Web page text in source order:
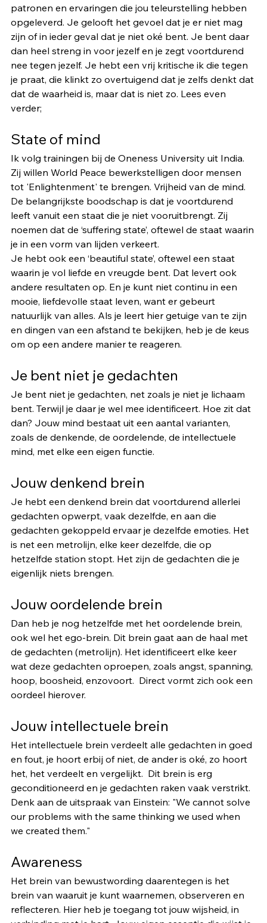
patronen en ervaringen die jou teleurstelling hebben
opgeleverd. Je gelooft het gevoel dat je er niet mag
zijn of in ieder geval dat je niet oké bent. Je bent daar
dan heel streng in voor jezelf en je zegt voortdurend
nee tegen jezelf. Je hebt een vrij kritische ik die tegen
je praat, die klinkt zo overtuigend dat je zelfs denkt dat
dat de waarheid is, maar dat is niet zo. Lees even
verder;
State of mind
Ik volg trainingen bij de Oneness University uit India.
Zij willen World Peace bewerkstelligen door mensen
tot 'Enlightenment' te brengen. Vrijheid van de mind.
De belangrijkste boodschap is dat je voortdurend
leeft vanuit een staat die je niet vooruitbrengt. Zij
noemen dat de ‘suffering state’, oftewel de staat waarin
je in een vorm van lijden verkeert.
Je hebt ook een ‘beautiful state’, oftewel een staat
waarin je vol liefde en vreugde bent. Dat levert ook
andere resultaten op. En je kunt niet continu in een
mooie, liefdevolle staat leven, want er gebeurt
natuurlijk van alles. Als je leert hier getuige van te zijn
en dingen van een afstand te bekijken, heb je de keus
om op een andere manier te reageren.
Je bent niet je gedachten
Je bent niet je gedachten, net zoals je niet je lichaam
bent. Terwijl je daar je wel mee identificeert. Hoe zit dat
dan? Jouw mind bestaat uit een aantal varianten,
zoals de denkende, de oordelende, de intellectuele
mind, met elke een eigen functie.
Jouw denkend brein
Je hebt een denkend brein dat voortdurend allerlei
gedachten opwerpt, vaak dezelfde, en aan die
gedachten gekoppeld ervaar je dezelfde emoties. Het
is net een metrolijn, elke keer dezelfde, die op
hetzelfde station stopt. Het zijn de gedachten die je
eigenlijk niets brengen.
Jouw oordelende brein
Dan heb je nog hetzelfde met het oordelende brein,
ook wel het ego-brein. Dit brein gaat aan de haal met
de gedachten (metrolijn). Het identificeert elke keer
wat deze gedachten oproepen, zoals angst, spanning,
hoop, boosheid, enzovoort.  Direct vormt zich ook een
oordeel hierover.
Jouw intellectuele brein
Het intellectuele brein verdeelt alle gedachten in goed
en fout, je hoort erbij of niet, de ander is oké, zo hoort
het, het verdeelt en vergelijkt.  Dit brein is erg
geconditioneerd en je gedachten raken vaak verstrikt.
Denk aan de uitspraak van Einstein: "We cannot solve
our problems with the same thinking we used when
we created them."
Awareness
Het brein van bewustwording daarentegen is het
brein van waaruit je kunt waarnemen, observeren en
reflecteren. Hier heb je toegang tot jouw wijsheid, in